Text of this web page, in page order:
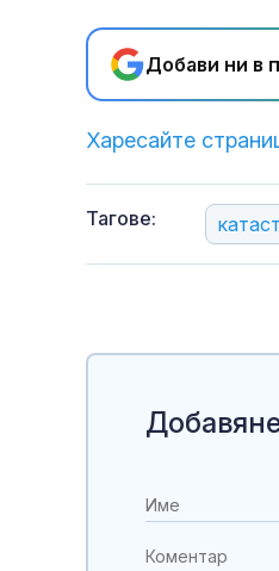
Добави ни в
Харесайте
Тагове: